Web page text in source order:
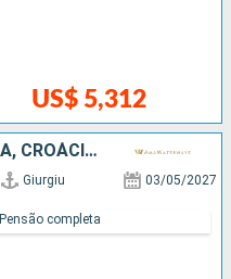
US$ 5,312
ROMÊNIA, HUNGRIA, BULGÁRIA, CROÁCIA, SÉRVIA
Giurgiu 03/05/2027
Pensão completa